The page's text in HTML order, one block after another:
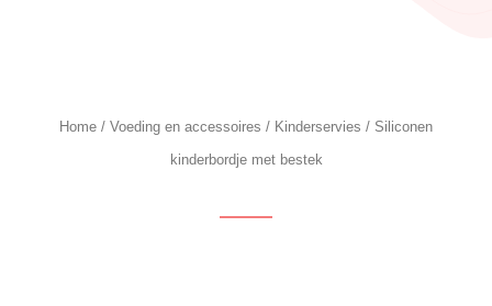
Home / Voeding en accessoires / Kinderservies / Siliconen
kinderbordje met bestek